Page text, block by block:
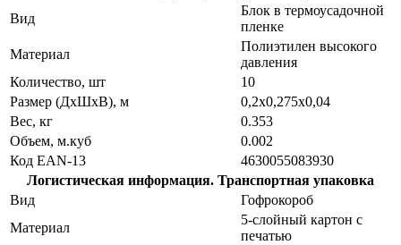
Вид
Блок в термоусадочной
пленке
Материал
Полиэтилен высокого
давления
Количество, шт
10
Размер (ДхШхВ), м
0,2х0,275х0,04
Вес, кг
0.353
Объем, м.куб
0.002
Код EAN-13
4630055083930
Логистическая информация. Транспортная упаковка
Вид
Гофрокороб
Материал
5-слойный картон с
печатью